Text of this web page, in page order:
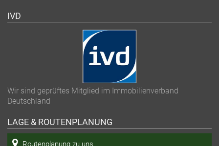
IVD
Wir sind geprüftes Mitglied im Immobilienverband
Deutschland
LAGE & ROUTENPLANUNG
Routenplanung zu uns